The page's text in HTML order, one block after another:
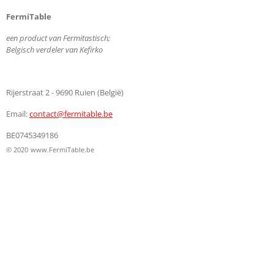
FermiTable
een product van Fermitastisch;
Belgisch verdeler van Kefirko
Rijerstraat 2 - 9690 Ruien (België)
Email:contact@fermitable.be
BE0745349186
© 2020 www.FermiTable.be